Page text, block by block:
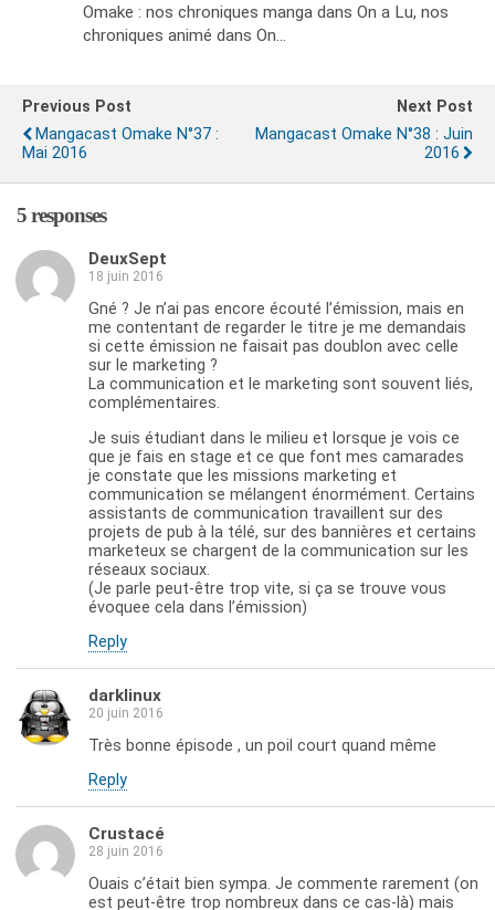
Omake : nos chroniques manga dans On a Lu, nos
chroniques animé dans On…
Previous Post
Mangacast Omake N°37 :
Mai 2016
Next Post
Mangacast Omake N°38 : Juin
2016
5 responses
DeuxSept
18 juin 2016
Gné ? Je n’ai pas encore écouté l’émission, mais en
me contentant de regarder le titre je me demandais
si cette émission ne faisait pas doublon avec celle
sur le marketing ?
La communication et le marketing sont souvent liés,
complémentaires.
Je suis étudiant dans le milieu et lorsque je vois ce
que je fais en stage et ce que font mes camarades
je constate que les missions marketing et
communication se mélangent énormément. Certains
assistants de communication travaillent sur des
projets de pub à la télé, sur des bannières et certains
marketeux se chargent de la communication sur les
réseaux sociaux.
(Je parle peut-être trop vite, si ça se trouve vous
évoquee cela dans l’émission)
Reply
darklinux
20 juin 2016
Très bonne épisode , un poil court quand même
Reply
Crustacé
28 juin 2016
Ouais c’était bien sympa. Je commente rarement (on
est peut-être trop nombreux dans ce cas-là) mais